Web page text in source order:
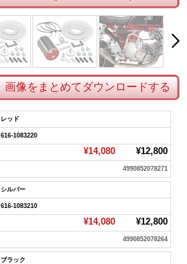
画像をまとめてダウンロードする
レッド
616-1083220
¥14,080¥12,800
4990852078271
シルバー
616-1083210
¥14,080¥12,800
4990852078264
ブラック